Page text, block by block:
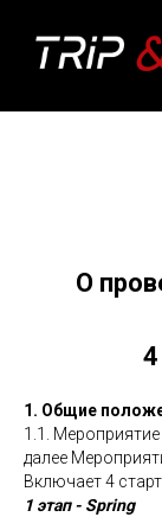
О
1. Общие
1.1.
далее
Включает 4
1 этап - Spring